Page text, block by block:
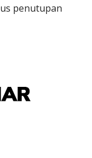
penutupan